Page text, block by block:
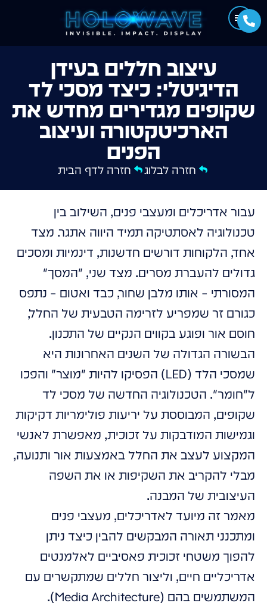
עיצוב חללים בעידן
הדיגיטלי: כיצד מסכי לד
שקופים מגדירים מחדש את
הארכיטקטורה ועיצוב
הפנים
חזרה לבלוג חזרה לדף הבית
עבור אדריכלים ומעצבי פנים, השילוב בין
טכנולוגיה לאסתטיקה תמיד היווה אתגר. מצד
אחד, הלקוחות דורשים חדשנות, דינמיות ומסכים
גדולים להעברת מסרים. מצד שני, "המסך"
המסורתי – אותו מלבן שחור, כבד ואטום – נתפס
כגורם זר שמפריע לזרימה הטבעית של החלל,
חוסם אור ופוגע בקווים הנקיים של התכנון.
הבשורה הגדולה של השנים האחרונות היא
שמסכי הלד (LED) הפסיקו להיות "מוצר" והפכו
ל"חומר". הטכנולוגיה החדשה של מסכי לד
שקופים, המבוססת על יריעות פולימריות דקיקות
וגמישות המודבקות על זכוכית, מאפשרת לאנשי
המקצוע לעצב את החלל באמצעות אור ותנועה,
מבלי להקריב את השקיפות או את השפה
העיצובית של המבנה.
מאמר זה מיועד לאדריכלים, מעצבי פנים
ומתכנני תאורה המבקשים להבין כיצד ניתן
להפוך משטחי זכוכית פאסיביים לאלמנטים
אדריכליים חיים, וליצור חללים שמתקשרים עם
המשתמשים בהם (Media Architecture).